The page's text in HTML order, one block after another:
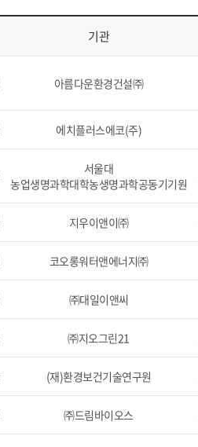
기관
아름다운환경건설㈜
에치플러스에코(주)
서울대
농업생명과학대학농생명과학공동기기원
지우이앤이㈜
코오롱워터앤에너지㈜
㈜대일이앤씨
㈜지오그린21
(재)환경보건기술연구원
㈜드림바이오스